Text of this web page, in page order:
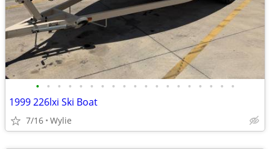
• • • • • • • • • • • • • • • • • • •
1999 226lxi Ski Boat
7/16 Wylie